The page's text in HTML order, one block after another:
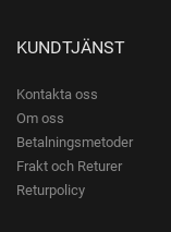
KUNDTJÄNST
Kontakta oss
Om oss
Betalningsmetoder
Frakt och Returer
Returpolicy